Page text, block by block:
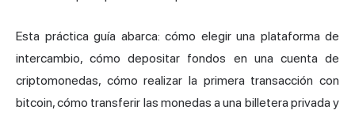
Esta práctica guía abarca: cómo elegir una plataforma de
intercambio, cómo depositar fondos en una cuenta de
criptomonedas, cómo realizar la primera transacción con
bitcoin, cómo transferir las monedas a una billetera privada y